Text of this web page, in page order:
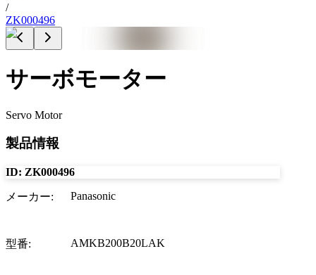
/
ZK000496
サーボモーター
Servo Motor
製品情報
ID: ZK000496
メーカー: Panasonic
型番: AMKB200B20LAK